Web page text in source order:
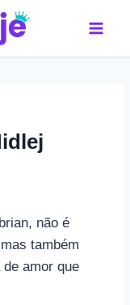
não é
também
amor que